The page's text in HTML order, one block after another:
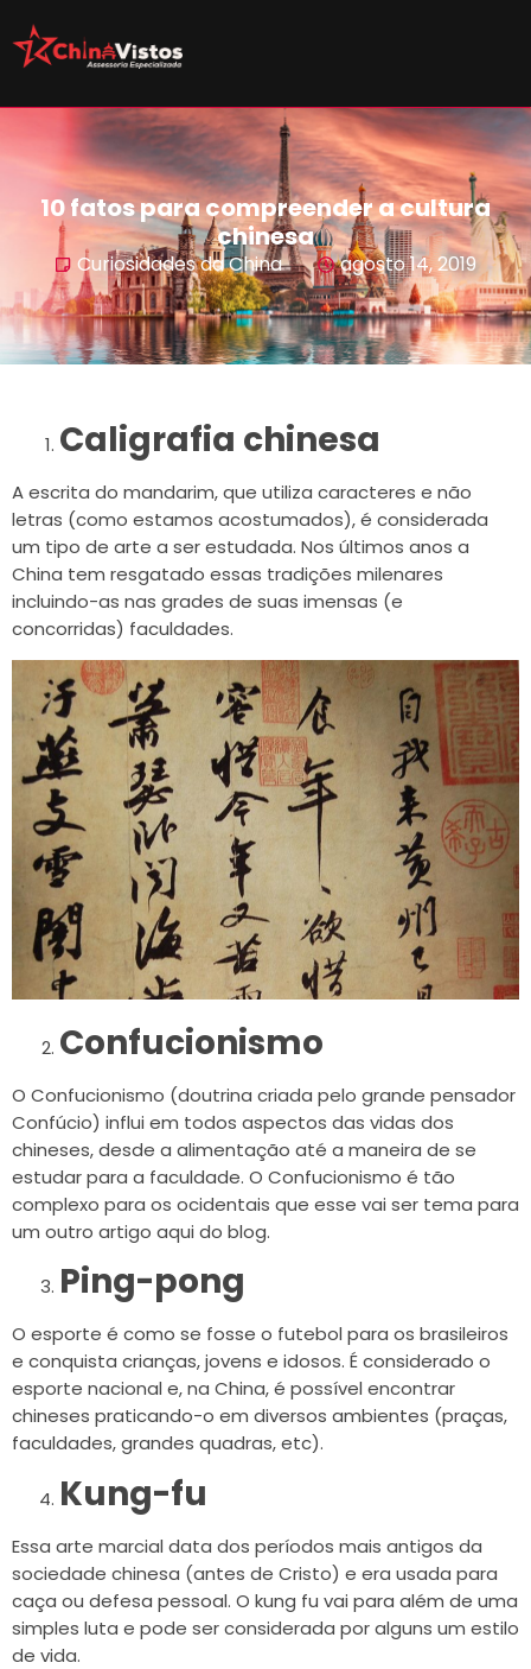
10 fatos para compreender a cultura
chinesa
Curiosidades da China agosto 14, 2019
Caligrafia chinesa
A escrita do mandarim, que utiliza caracteres e não
letras (como estamos acostumados), é considerada
um tipo de arte a ser estudada. Nos últimos anos a
China tem resgatado essas tradições milenares
incluindo-as nas grades de suas imensas (e
concorridas) faculdades.
Confucionismo
O Confucionismo (doutrina criada pelo grande pensador
Confúcio) influi em todos aspectos das vidas dos
chineses, desde a alimentação até a maneira de se
estudar para a faculdade. O Confucionismo é tão
complexo para os ocidentais que esse vai ser tema para
um outro artigo aqui do blog.
Ping-pong
O esporte é como se fosse o futebol para os brasileiros
e conquista crianças, jovens e idosos. É considerado o
esporte nacional e, na China, é possível encontrar
chineses praticando-o em diversos ambientes (praças,
faculdades, grandes quadras, etc).
Kung-fu
Essa arte marcial data dos períodos mais antigos da
sociedade chinesa (antes de Cristo) e era usada para
caça ou defesa pessoal. O kung fu vai para além de uma
simples luta e pode ser considerada por alguns um estilo
de vida.